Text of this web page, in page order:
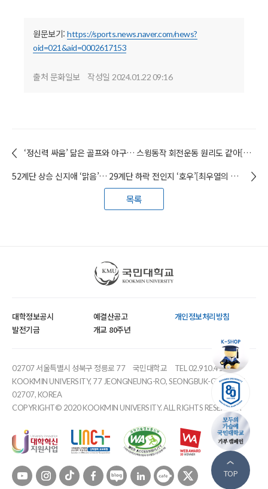
원문보기: https://sports.news.naver.com/news?
oid=021&aid=0002617153
출처 문화일보 작성일 2024.01.22 09:16
‘정신력 싸움’ 닮은 골프와 야구… 스윙동작 회전운동 원리도 같아[최우열의 네버 업-네버 인] / 최우열(스포츠교육학과) 겸임교수
52계단 상승 신지애 ‘맑음’… 29계단 하락 전인지 ‘호우’[최우열의 네버 업-네버 인] / 최우열(스포츠교육학과) 겸임교수
목록
TOP
국민대학교
대학정보공시 예결산공고
개인정보처리방침
발전기금
개교 80주년
02707 서울특별시 성북구 정릉로 77 국민대학교
TEL 02.910.4114
KOOKMIN UNIVERSITY, 77 JEONGNEUNG-RO, SEONGBUK-GU, SEOUL,
02707, KOREA
COPYRIGHT© 2020 KOOKMIN UNIVERSITY. ALL RIGHTS RESERVED.
유튜브 인스타 틱톡 페이스북블로그 링크드인카페 트위터